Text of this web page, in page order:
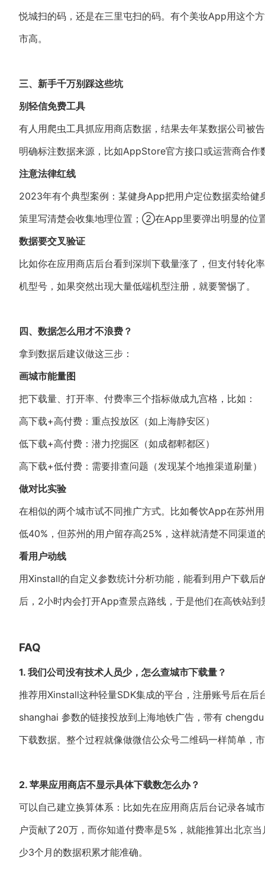
悦城扫的码，还是在三里屯扫的码。有个美妆App用这个
市高。
三、新手千万别踩这些坑
别轻信免费工具
有人用爬虫工具抓应用商店数据，结果去年某数据公司被
明确标注数据来源，比如AppStore官方接口或运营商合作
注意法律红线
2023年有个典型案例：某健身App把用户定位数据卖给
策里写清楚会收集地理位置；②在App里要弹出明显的位
数据要交叉验证
比如你在应用商店后台看到深圳下载量涨了，但支付转化
机型号，如果突然出现大量低端机型注册，就要警惕了。
四、数据怎么用才不浪费？
拿到数据后建议做这三步：
画城市能量图
把下载量、打开率、付费率三个指标做成九宫格，比如：
高下载+高付费：重点投放区（如上海静安区）
低下载+高付费：潜力挖掘区（如成都郫都区）
高下载+低付费：需要排查问题（发现某个地推渠道刷量）
做对比实验
在相似的两个城市试不同推广方式。比如餐饮App在苏州
低40%，但苏州的用户留存高25%，这样就清楚不同渠道
看用户动线
用Xinstall的自定义参数统计分析功能，能看到用户下载
后，2小时内会打开App查景点路线，于是他们在高铁站
FAQ
1. 我们公司没有技术人员少，怎么查城市下载量？
推荐用Xinstall这种轻量SDK集成的平台，注册账号后在
shanghai 参数的链接投放到上海地铁广告，带有
下载数据。整个过程就像做微信公众号二维码一样简单，
2. 苹果应用商店不显示具体下载数怎么办？
可以自己建立换算体系：比如先在应用商店后台记录各城
户贡献了20万，而你知道付费率是5%，就能推算出北京
少3个月的数据积累才能准确。